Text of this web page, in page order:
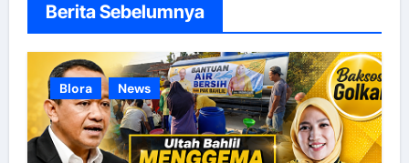
Berita Sebelumnya
Blora News